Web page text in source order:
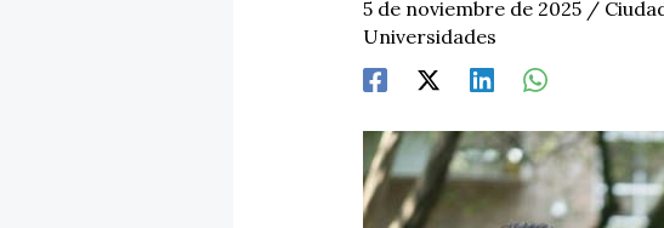
5 de noviembre de 2025 /
Universidades